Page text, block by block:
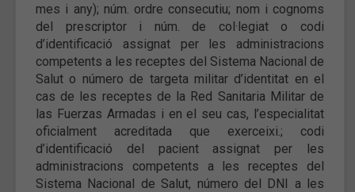
mes i any); núm. ordre consecutiu; nom i cognoms
del prescriptor i núm. de col·legiat o codi
d’identificació assignat per les administracions
competents a les receptes del Sistema Nacional de
Salut o número de targeta militar d’identitat en el
cas de les receptes de la Red Sanitaria Militar de
las Fuerzas Armadas i en el seu cas, l’especialitat
oficialment acreditada que exerceixi.; codi
d’identificació del pacient assignat per les
administracions competents a les receptes del
Sistema Nacional de Salut, número del DNI a les